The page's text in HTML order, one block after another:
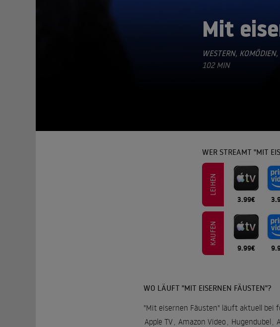
Mit
WESTERN, KOMÖDIEN,
102 MIN
WER STREAMT "MIT
LEIHEN
3.99€
KAUFEN
9.99€
WO LÄUFT "MIT EISERNEN FÄUSTEN"?
"Mit eisernen Fäusten" läuft aktuell bei
Apple TV, Amazon Video , Hugendubel ,